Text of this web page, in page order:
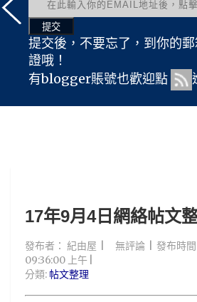
提交後，不要忘了，到你的
證哦！
有blogger賬號也歡迎點
17年9月4日網絡帖文
發布者： 紀由屋 無評論 發布時間
09:36:00 上午
分類: 帖文整理